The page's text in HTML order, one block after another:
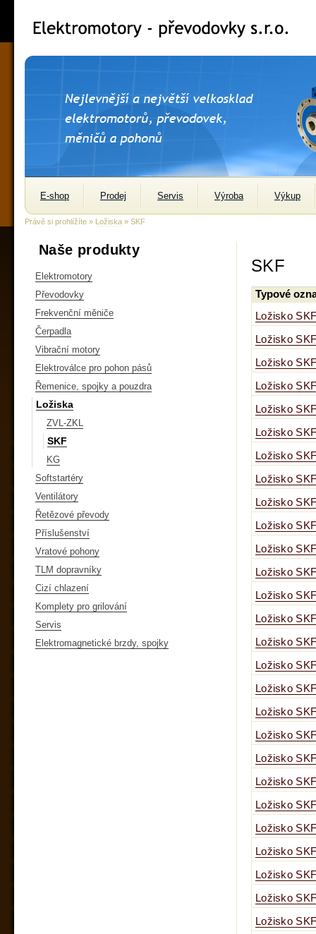
E-shop Prodej Servis Výroba Výkup
Právě si prohlížíte » Ložiska » SKF
Naše produkty
Elektromotory
Převodovky
Frekvenční měniče
Čerpadla
Vibrační motory
Elektroválce pro pohon pásů
Řemenice, spojky a pouzdra
Ložiska
ZVL-ZKL
SKF
KG
Softstartéry
Ventilátory
Řetězové převody
Příslušenství
Vratové pohony
TLM dopravníky
Cizí chlazení
Komplety pro grilování
Servis
Elektromagnetické brzdy, spojky
SKF
Typové
Ložisko
Ložisko
Ložisko
Ložisko
Ložisko
Ložisko
Ložisko
Ložisko
Ložisko
Ložisko
Ložisko
Ložisko
Ložisko
Ložisko
Ložisko
Ložisko
Ložisko
Ložisko
Ložisko
Ložisko
Ložisko
Ložisko
Ložisko
Ložisko
Ložisko
Ložisko
Ložisko